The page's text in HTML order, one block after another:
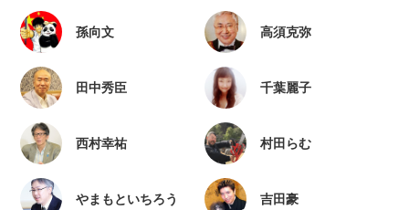
孫向文 高須克弥
田中秀臣 千葉麗子
西村幸祐 村田らむ
やまもといちろう 吉田豪